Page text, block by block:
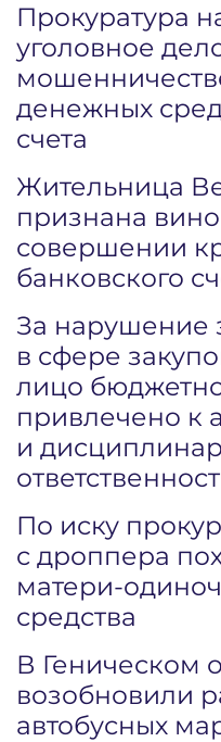
Прокуратура
уголовное
денежных
счета
Жительница
признана
совершении
банковского
За нарушение
в сфере
лицо
привлечено к
и
По иску
с дроппера
матери-
средства
В Геническом
возобновили
автобусных